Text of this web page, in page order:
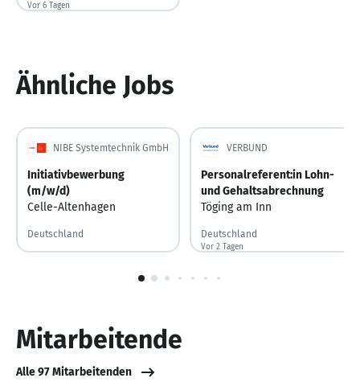
Vor 6 Tagen
Vor 6 Tagen veröffentlicht
Ähnliche Jobs
NIBE Systemtechnik GmbH
Initiativbewerbung
(m/w/d)
Celle-Altenhagen
Deutschland
VERBUND
Personalreferent:in Lohn-
und Gehaltsabrechnung
Töging am Inn
Deutschland
Vor 2 Tagen
Vor 2 Tagen veröffentlicht
Mitarbeitende
Alle 97 Mitarbeitenden